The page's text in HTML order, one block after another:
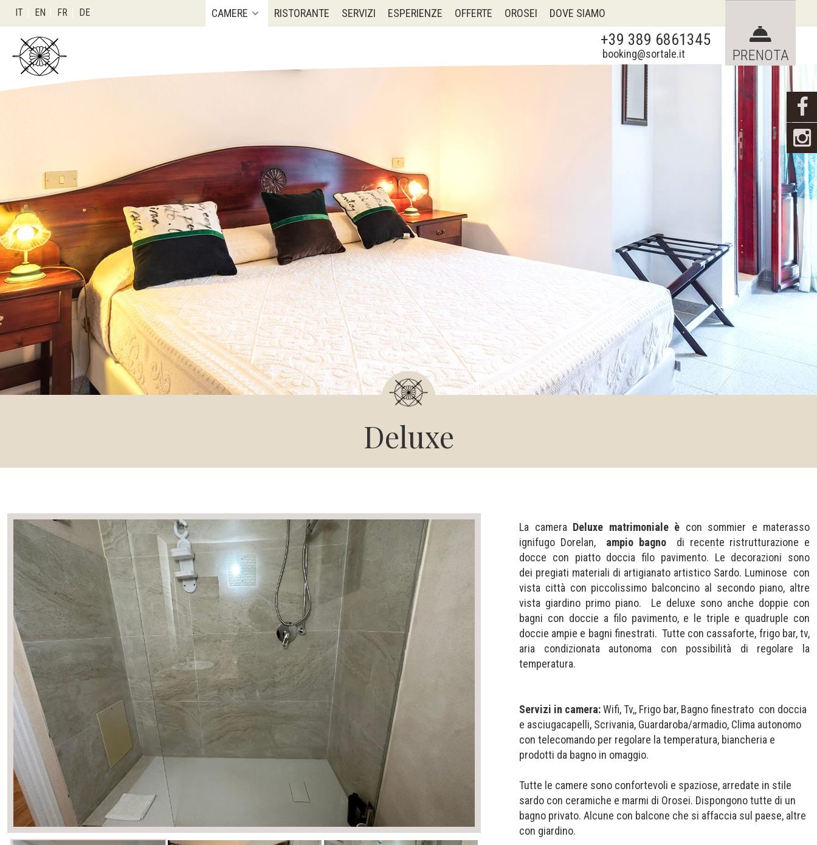
CAMERE RISTORANTE SERVIZI ESPERIENZE OFFERTE OROSEI DOVE SIAMO
PRENOTA
Verifica disponibilità
IT EN FR DE
+39 389 6861345
booking@sortale.it
Deluxe
La camera Deluxe matrimoniale è con sommier e materasso
ignifugo Dorelan, ampio bagno
di recente ristrutturazione e
docce con piatto doccia filo pavimento. Le decorazioni sono
dei pregiati materiali di artigianato artistico Sardo. Luminose con
vista città con piccolissimo balconcino al secondo piano, altre
vista giardino primo piano. Le deluxe sono anche doppie con
bagni con doccie a filo pavimento, e le triple e quadruple con
doccie ampie e bagni finestrati. Tutte con cassaforte, frigo bar, tv,
aria condizionata autonoma con possibilità di regolare la
temperatura.
Servizi in camera:Wifi, Tv,, Frigo bar, Bagno finestrato con doccia
e asciugacapelli, Scrivania, Guardaroba/armadio, Clima autonomo
con telecomando per regolare la temperatura, biancheria e
prodotti da bagno in omaggio.
Tutte le camere sono confortevoli e spaziose, arredate in stile
sardo con ceramiche e marmi di Orosei. Dispongono tutte di un
bagno privato. Alcune con balcone che si affaccia sul paese, altre
con giardino.